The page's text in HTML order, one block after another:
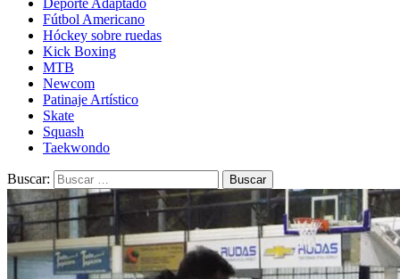
Deporte Adaptado
Fútbol Americano
Hóckey sobre ruedas
Kick Boxing
MTB
Newcom
Patinaje Artístico
Skate
Squash
Taekwondo
Buscar: